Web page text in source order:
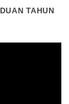
TAHUN